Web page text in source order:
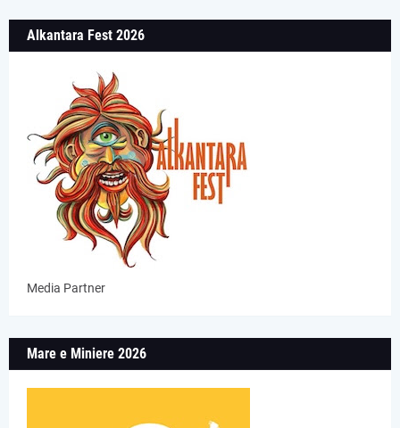
Alkantara Fest 2026
Media Partner
Mare e Miniere 2026